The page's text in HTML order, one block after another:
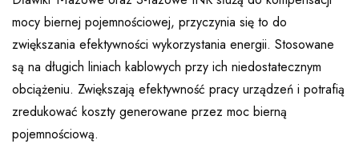
mocy biernej pojemnościowej, przyczynia się to do
zwiększania efektywności wykorzystania energii. Stosowane
są na długich liniach kablowych przy ich niedostatecznym
obciążeniu. Zwiększają efektywność pracy urządzeń i potrafią
zredukować koszty generowane przez moc bierną
pojemnościową.